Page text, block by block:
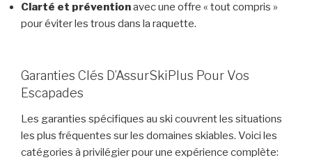
Clarté et préventionavec une offre « tout compris »
pour éviter les trous dans la raquette.
Garanties Clés D’AssurSkiPlus Pour Vos
Escapades
Les garanties spécifiques au ski couvrent les situations
les plus fréquentes sur les domaines skiables. Voici les
catégories à privilégier pour une expérience complète: